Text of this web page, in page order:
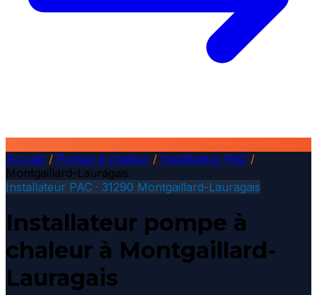
Accueil / Pompe à chaleur / Installateur PAC /
Montgaillard-Lauragais
Installateur PAC · 31290 Montgaillard-Lauragais
Installateur pompe à
chaleur à Montgaillard-
Lauragais